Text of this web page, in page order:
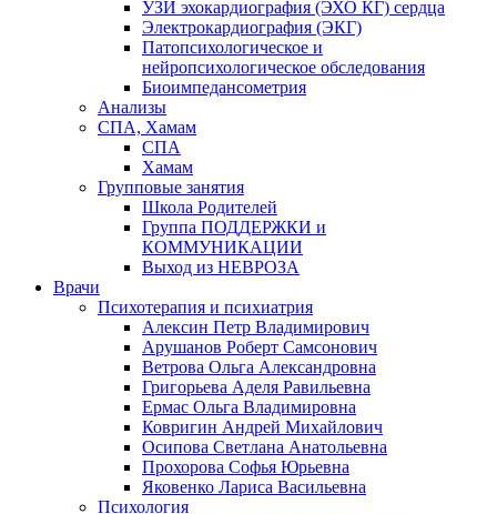
УЗИ эхокардиография (ЭХО КГ) сердца
Электрокардиография (ЭКГ)
Патопсихологическое и
нейропсихологическое обследования
Биоимпедансометрия
Анализы
СПА, Хамам
СПА
Хамам
Групповые занятия
Школа Родителей
Группа ПОДДЕРЖКИ и
КОММУНИКАЦИИ
Выход из НЕВРОЗА
Врачи
Психотерапия и психиатрия
Алексин Петр Владимирович
Арушанов Роберт Самсонович
Ветрова Ольга Александровна
Григорьева Аделя Равильевна
Ермас Ольга Владимировна
Ковригин Андрей Михайлович
Осипова Светлана Анатольевна
Прохорова Софья Юрьевна
Яковенко Лариса Васильевна
Психология